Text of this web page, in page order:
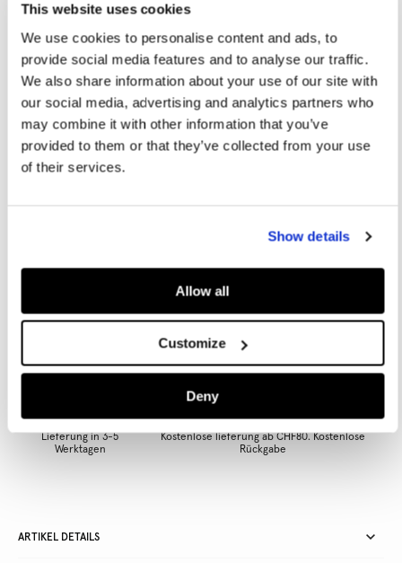
This website uses cookies
We use cookies to personalise content and ads, to
provide social media features and to analyse our traffic.
We also share information about your use of our site with
our social media, advertising and analytics partners who
may combine it with other information that you’ve
provided to them or that they’ve collected from your use
of their services.
Show details
Allow all
Customize
Deny
LÄNGE AUSWÄHLEN:
30
Model trägt: 27Größe des Models: 1.78 m
Größentabelle
Inspiriert von unseren Londoner Wurzeln und für die moderne
Frau neu interpretiert, vereint die W11-Linie eine rebellische,
kühne Energie mit einem eleganten und raffinierten Touch.
Lieferung in 3-5
Werktagen
Kostenlose lieferung ab CHF80. Kostenlose
Rückgabe
ARTIKEL DETAILS